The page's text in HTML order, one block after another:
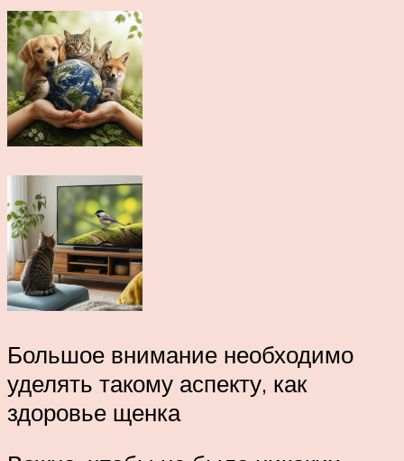
Большое внимание необходимо
уделять такому аспекту, как
здоровье щенка